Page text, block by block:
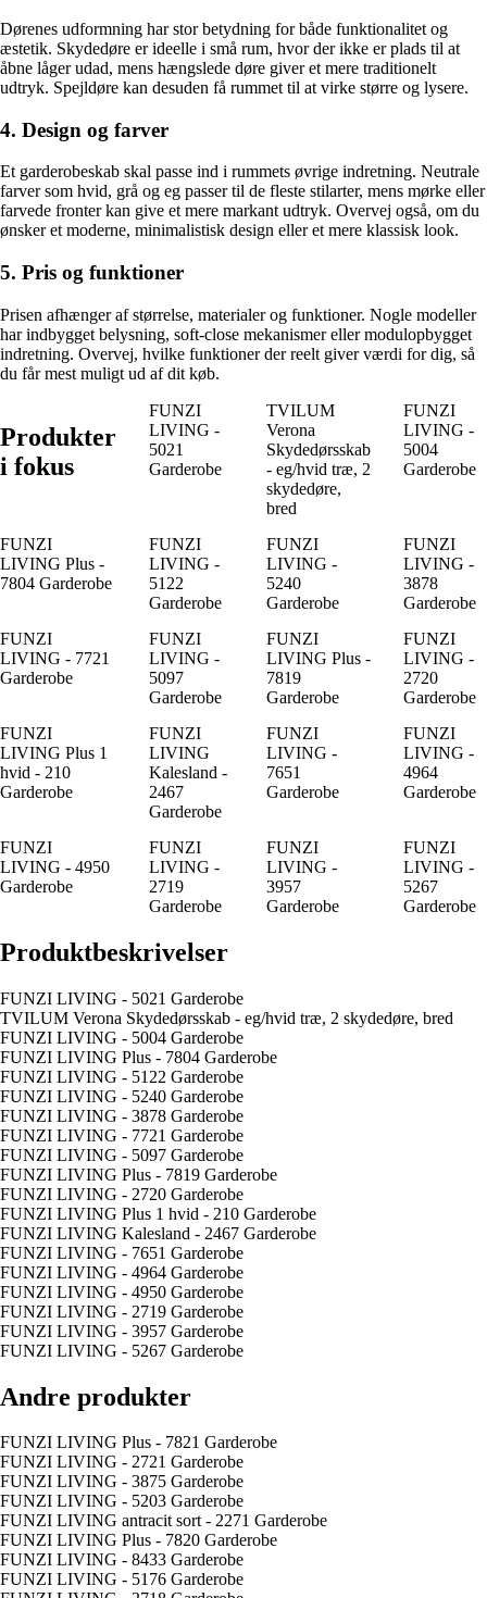
Dørenes udformning har stor betydning for både funktionalitet og
æstetik. Skydedøre er ideelle i små rum, hvor der ikke er plads til at
åbne låger udad, mens hængslede døre giver et mere traditionelt
udtryk. Spejldøre kan desuden få rummet til at virke større og lysere.
4. Design og farver
Et garderobeskab skal passe ind i rummets øvrige indretning. Neutrale
farver som hvid, grå og eg passer til de fleste stilarter, mens mørke eller
farvede fronter kan give et mere markant udtryk. Overvej også, om du
ønsker et moderne, minimalistisk design eller et mere klassisk look.
5. Pris og funktioner
Prisen afhænger af størrelse, materialer og funktioner. Nogle modeller
har indbygget belysning, soft-close mekanismer eller modulopbygget
indretning. Overvej, hvilke funktioner der reelt giver værdi for dig, så
du får mest muligt ud af dit køb.
Produkter
i fokus
FUNZI
LIVING -
5021
Garderobe
TVILUM
Verona
Skydedørsskab
- eg/hvid træ, 2
skydedøre,
bred
FUNZI
LIVING -
5004
Garderobe
FUNZI
LIVING Plus -
7804 Garderobe
FUNZI
LIVING -
5122
Garderobe
FUNZI
LIVING -
5240
Garderobe
FUNZI
LIVING -
3878
Garderobe
FUNZI
LIVING - 7721
Garderobe
FUNZI
LIVING -
5097
Garderobe
FUNZI
LIVING Plus -
7819
Garderobe
FUNZI
LIVING -
2720
Garderobe
FUNZI
LIVING Plus 1
hvid - 210
Garderobe
FUNZI
LIVING
Kalesland -
2467
Garderobe
FUNZI
LIVING -
7651
Garderobe
FUNZI
LIVING -
4964
Garderobe
FUNZI
LIVING - 4950
Garderobe
FUNZI
LIVING -
2719
Garderobe
FUNZI
LIVING -
3957
Garderobe
FUNZI
LIVING -
5267
Garderobe
Produktbeskrivelser
FUNZI LIVING - 5021 Garderobe
TVILUM Verona Skydedørsskab - eg/hvid træ, 2 skydedøre, bred
FUNZI LIVING - 5004 Garderobe
FUNZI LIVING Plus - 7804 Garderobe
FUNZI LIVING - 5122 Garderobe
FUNZI LIVING - 5240 Garderobe
FUNZI LIVING - 3878 Garderobe
FUNZI LIVING - 7721 Garderobe
FUNZI LIVING - 5097 Garderobe
FUNZI LIVING Plus - 7819 Garderobe
FUNZI LIVING - 2720 Garderobe
FUNZI LIVING Plus 1 hvid - 210 Garderobe
FUNZI LIVING Kalesland - 2467 Garderobe
FUNZI LIVING - 7651 Garderobe
FUNZI LIVING - 4964 Garderobe
FUNZI LIVING - 4950 Garderobe
FUNZI LIVING - 2719 Garderobe
FUNZI LIVING - 3957 Garderobe
FUNZI LIVING - 5267 Garderobe
Andre produkter
FUNZI LIVING Plus - 7821 Garderobe
FUNZI LIVING - 2721 Garderobe
FUNZI LIVING - 3875 Garderobe
FUNZI LIVING - 5203 Garderobe
FUNZI LIVING antracit sort - 2271 Garderobe
FUNZI LIVING Plus - 7820 Garderobe
FUNZI LIVING - 8433 Garderobe
FUNZI LIVING - 5176 Garderobe